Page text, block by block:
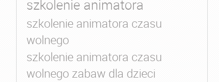
szkolenie animatora
szkolenie animatora czasu
wolnego
szkolenie animatora czasu
wolnego zabaw dla dzieci